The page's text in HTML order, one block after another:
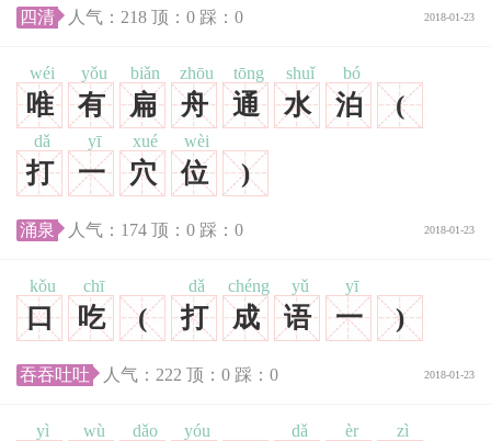
2018-01-23
四清 人气： 218 顶： 0 踩： 0
唯
wéi
有
yǒu
扁
biǎn
舟
zhōu
通
tōng
水
shuǐ
泊
bó
(
打
dǎ
一
yī
穴
xué
位
wèi
)
2018-01-23
涌泉 人气： 174 顶： 0 踩： 0
口
kǒu
吃
chī
( 打
dǎ
成
chéng
语
yǔ
一
yī
)
2018-01-23
吞吞吐吐 人气： 222 顶： 0 踩： 0
yì wù dǎo yóu dǎ èr zì